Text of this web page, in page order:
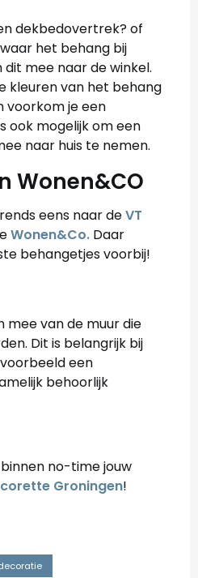
dekbedovertrek? of
het behang bij
mee naar de winkel.
kleuren van het behang
voorkom je een
ook mogelijk om een
naar huis te nemen.
Wonen&CO
eens naar deVT
Wonen&Co. Daar
behangetjes voorbij!
mee van de muur die
Dit is belangrijk bij
een
behoorlijk
no-time jouw
Groningen!